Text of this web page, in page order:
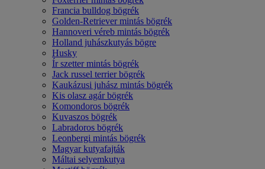
Francia bulldog bögrék
Golden-Retriever mintás bögrék
Hannoveri véreb mintás bögrék
Holland juhászkutyás bögre
Husky
Ír szetter mintás bögrék
Jack russel terrier bögrék
Kaukázusi juhász mintás bögrék
Kis olasz agár bögrék
Komondoros bögrék
Kuvaszos bögrék
Labradoros bögrék
Leonbergi mintás bögrék
Magyar kutyafajták
Máltai selyemkutya